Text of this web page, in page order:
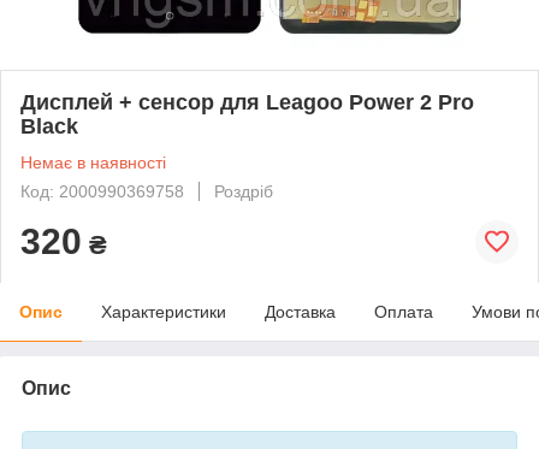
Дисплей + сенсор для Leagoo Power 2 Pro
Black
Немає в наявності
Код: 2000990369758
Роздріб
320 ₴
Опис Характеристики Доставка Оплата Умови
Опис